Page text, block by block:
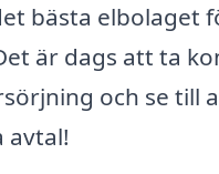
bästa elbolaget
är dags att ta
och se till
avtal!